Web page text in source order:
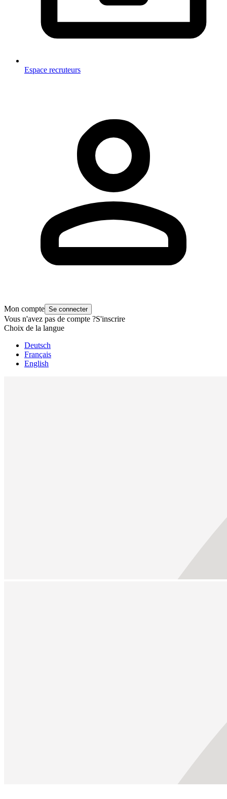
Espace recruteurs
Mon compte Se connecter
Vous n'avez pas de compte ?S'inscrire
Choix de la langue
Deutsch
Français
English